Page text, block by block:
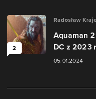
2
Radosław
Aquaman
DC z 2023
05.01.2024